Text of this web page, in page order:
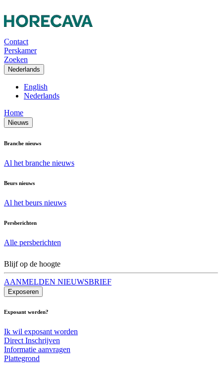
Contact
Perskamer
Zoeken
Nederlands
English
Nederlands
Home
Nieuws
Branche nieuws
Al het branche nieuws
Beurs nieuws
Al het beurs nieuws
Persberichten
Alle persberichten
Blijf op de hoogte
AANMELDEN NIEUWSBRIEF
Exposeren
Exposant worden?
Ik wil exposant worden
Direct Inschrijven
Informatie aanvragen
Plattegrond